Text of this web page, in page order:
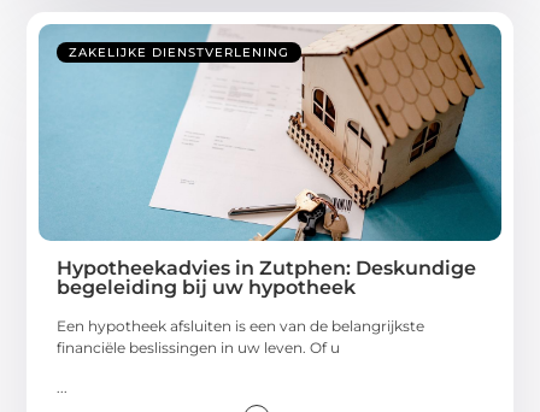
ZAKELIJKE DIENSTVERLENING
Hypotheekadvies in Zutphen: Deskundige
begeleiding bij uw hypotheek
Een hypotheek afsluiten is een van de belangrijkste
financiële beslissingen in uw leven. Of u